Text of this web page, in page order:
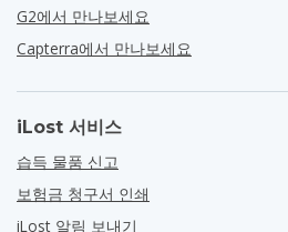
G2에서 만나보세요
Capterra에서 만나보세요
iLost 서비스
습득 물품 신고
보험금 청구서 인쇄
iLost 알림 보내기